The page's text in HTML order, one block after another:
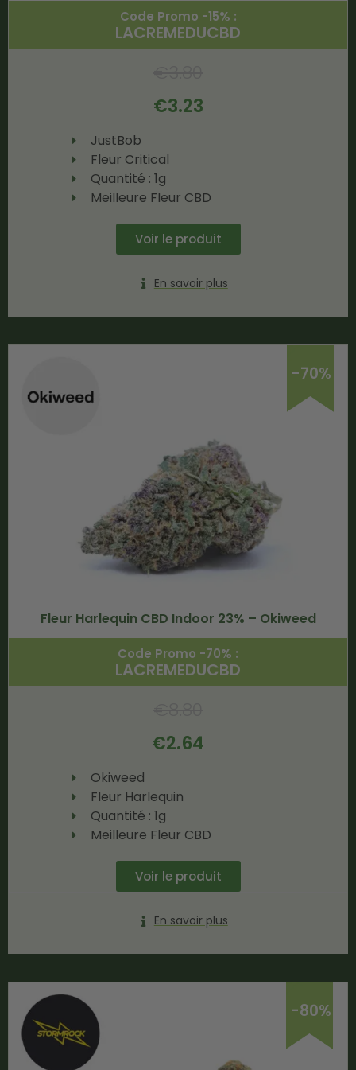
Code Promo -15% :
LACREMEDUCBD
€3.23
JustBob
Fleur Critical
Quantité : 1g
Meilleure Fleur CBD
Voir le produit
En savoir plus
-70%
Fleur Harlequin CBD Indoor 23% – Okiweed
Code Promo -70% :
LACREMEDUCBD
€2.64
Okiweed
Fleur Harlequin
Quantité : 1g
Meilleure Fleur CBD
Voir le produit
En savoir plus
-80%